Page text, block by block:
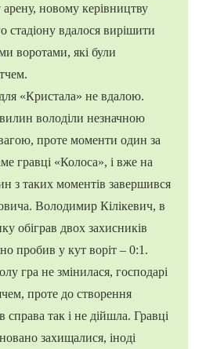
новому керівництву
стадіону вдалося вирішити
воротами, які були
«Кристала» не вдалою.
володіли незначною
проте моменти один за
гравці «Колоса», і вже на
з таких моментів завершився
Володимир Кілікевич, в
обіграв двох захисників
пробив у кут воріт – 0:1.
гра не змінилася, господарі
проте до створення
справа так і не дійшла. Гравці
захищалися, іноді